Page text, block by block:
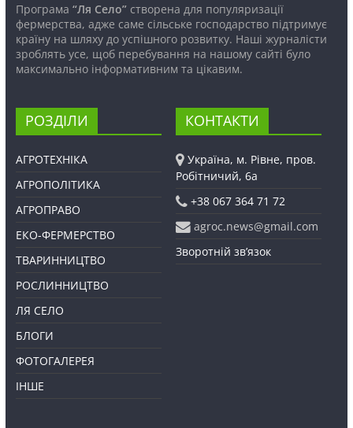
Програма “Ля Село”створена для популяризації
фермерства, адже саме сільське господарство підтримує
країну на шляху до успішного розвитку. Наші журналісти
зроблять усе, щоб перебування на нашому сайті було
максимально інформативним та цікавим.
РОЗДІЛИ
АГРОТЕХНІКА
АГРОПОЛІТИКА
АГРОПРАВО
ЕКО-ФЕРМЕРСТВО
ТВАРИННИЦТВО
РОСЛИННИЦТВО
ЛЯ СЕЛО
БЛОГИ
ФОТОГАЛЕРЕЯ
ІНШЕ
КОНТАКТИ
Україна, м. Рівне, пров.
Робітничий, 6а
+38 067 364 71 72
agroc.news@gmail.com
Зворотній зв’язок